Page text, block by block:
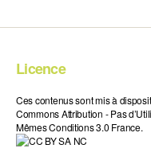
Licence
Ces contenus sont mis à
Commons Attribution - Pas
Mêmes Conditions 3.0 France.